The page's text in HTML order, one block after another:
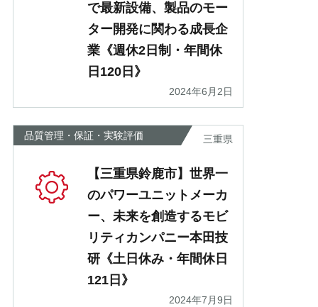
で最新設備、製品のモー
ター開発に関わる成長企
業《週休2日制・年間休
日120日》
2024年6月2日
品質管理・保証・実験評価 三重県
【三重県鈴鹿市】世界一
のパワーユニットメーカ
ー、未来を創造するモビ
リティカンパニー本田技
研《土日休み・年間休日
121日》
2024年7月9日